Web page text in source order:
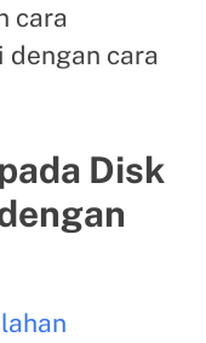
cara
dengan cara
Disk